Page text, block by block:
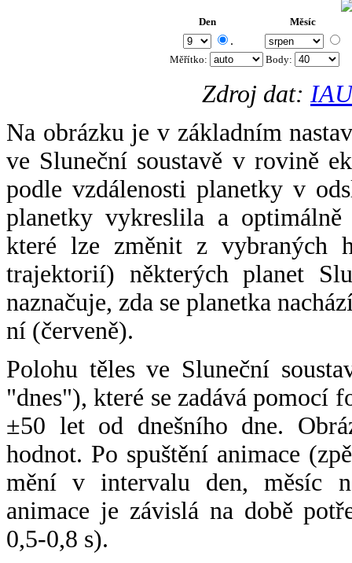
Den Měsíc
.
Měřítko: Body:
Zdroj dat:
Na obrázku je v základním
ve Sluneční soustavě v rovině
podle vzdálenosti planetky v
planetky vykreslila a
které lze změnit z vybraných
trajektorií) některých planet
naznačuje, zda se planetka
ní (červeně).
Polohu těles ve Sluneční
"dnes"), které se zadává pomocí
±50 let od dnešního dne.
hodnot. Po spuštění animace
mění v intervalu den, měsíc
animace je závislá na době
0,5-0,8 s).